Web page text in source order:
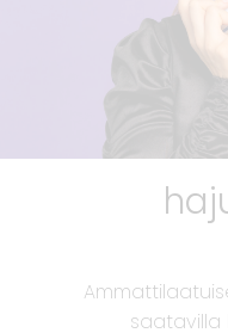
saatavilla